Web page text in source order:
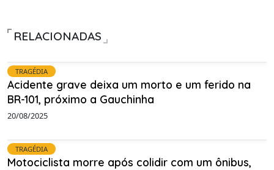
RELACIONADAS
TRAGÉDIA
Acidente grave deixa um morto e um ferido na
BR-101, próximo a Gauchinha
20/08/2025
TRAGÉDIA
Motociclista morre após colidir com um ônibus,